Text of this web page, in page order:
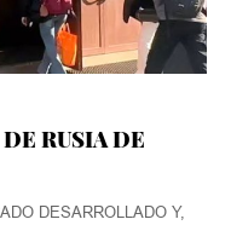
RUSIA DE
DESARROLLADO Y,